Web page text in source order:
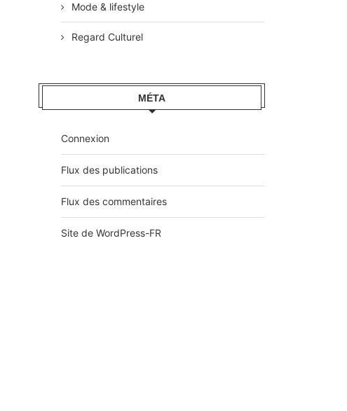
Mode & lifestyle
Regard Culturel
MÉTA
Connexion
Flux des publications
Flux des commentaires
Site de WordPress-FR